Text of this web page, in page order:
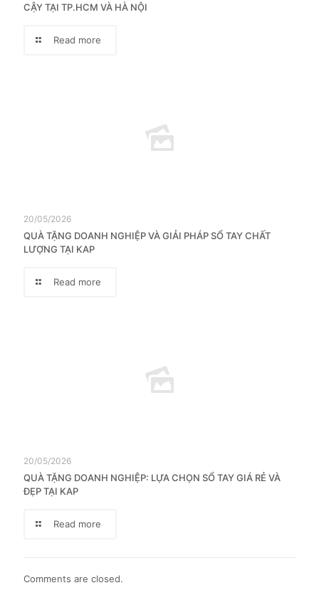
CẬY TẠI TP.HCM VÀ HÀ NỘI
Read more
20/05/2026
QUÀ TẶNG DOANH NGHIỆP VÀ GIẢI PHÁP SỔ TAY CHẤT
LƯỢNG TẠI KAP
Read more
20/05/2026
QUÀ TẶNG DOANH NGHIỆP: LỰA CHỌN SỔ TAY GIÁ RẺ VÀ
ĐẸP TẠI KAP
Read more
Comments are closed.